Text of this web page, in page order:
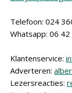
Telefoon: 024
Whatsapp: 06
Klantenservice:
Adverteren:
Lezersreacties: